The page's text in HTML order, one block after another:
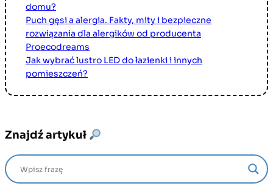
domu?
Puch gęsi a alergia. Fakty, mity i bezpieczne
rozwiązania dla alergików od producenta
Proecodreams
Jak wybrać lustro LED do łazienki i innych
pomieszczeń?
Znajdź artykuł